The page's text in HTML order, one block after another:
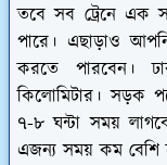
তবে সব ট্রেনে এক
পারে। এছাড়াও
করতে পারবেন।
কিলোমিটার। সড়ক
৭-৮ ঘন্টা সময়
এজন্য সময় কম বেশি